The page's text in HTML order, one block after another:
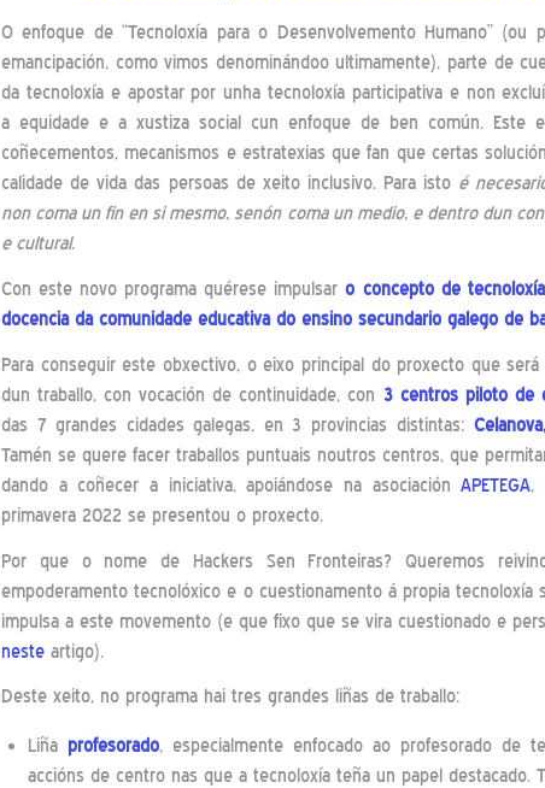
O enfoque de “Tecnoloxía para o Desenvolvemento Humano”
emancipación, como vimos denominándoo ultimamente), parte de
da tecnoloxía e apostar por unha tecnoloxía participativa e non
a equidade e a xustiza social cun enfoque de ben común. Este
coñecementos, mecanismos e estratexias que fan que certas
calidade de vida das persoas de xeito inclusivo. Para isto é
non coma un fin en si mesmo, senón coma un medio, e dentro dun
e cultural.
Con este novo programa quérese impulsar o concepto de
docencia da comunidade educativa do ensino secundario galego de
Para conseguir este obxectivo, o eixo principal do proxecto que será
dun traballo, con vocación de continuidade, con 3 centros piloto de
das 7 grandes cidades galegas, en 3 provincias distintas:
Tamén se quere facer traballos puntuais noutros centros, que
dando a coñecer a iniciativa, apoiándose na asociaciónAPETEGA,
primavera 2022 se presentou o proxecto.
Por que o nome de Hackers Sen Fronteiras? Queremos
empoderamento tecnolóxico e o cuestionamento á propia tecnoloxía
impulsa a este movemento (e que fixo que se vira cuestionado e
neste artigo).
Deste xeito, no programa hai tres grandes liñas de traballo:
Liña profesorado, especialmente enfocado ao profesorado de
accións de centro nas que a tecnoloxía teña un papel destacado.